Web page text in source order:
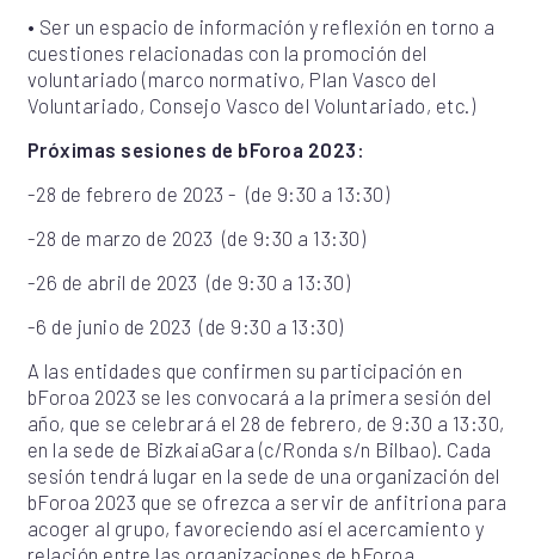
• Ser un espacio de información y reflexión en torno a
cuestiones relacionadas con la promoción del
voluntariado (marco normativo, Plan Vasco del
Voluntariado, Consejo Vasco del Voluntariado, etc.)
Próximas sesiones de bForoa 2023:
-28 de febrero de 2023 - (de 9:30 a 13:30)
-28 de marzo de 2023 (de 9:30 a 13:30)
-26 de abril de 2023 (de 9:30 a 13:30)
-6 de junio de 2023 (de 9:30 a 13:30)
A las entidades que confirmen su participación en
bForoa 2023 se les convocará a la primera sesión del
año, que se celebrará el 28 de febrero, de 9:30 a 13:30,
en la sede de BizkaiaGara (c/Ronda s/n Bilbao). Cada
sesión tendrá lugar en la sede de una organización del
bForoa 2023 que se ofrezca a servir de anfitriona para
acoger al grupo, favoreciendo así el acercamiento y